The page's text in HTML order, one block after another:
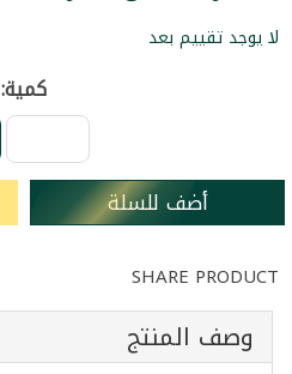
لا يوجد تقييم بعد
كمية:
أضف للسلة
SHARE PRODUCT
وصف المنتج